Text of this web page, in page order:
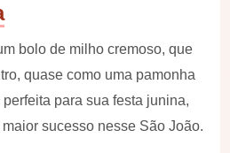
bolo de milho cremoso, que
quase como uma pamonha
para sua festa junina,
sucesso nesse São João.